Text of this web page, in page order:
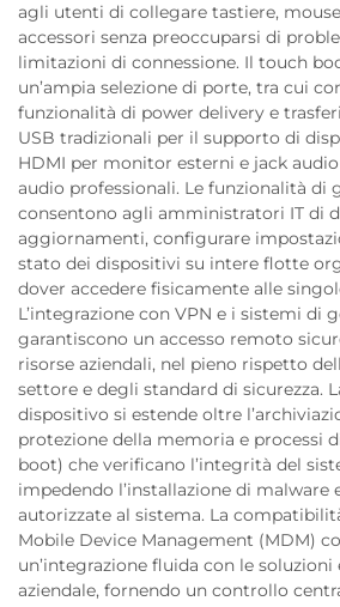
agli utenti di collegare tastiere,
accessori senza preoccuparsi di
limitazioni di connessione. Il touch
un’ampia selezione di porte, tra cui
funzionalità di power delivery e
USB tradizionali per il supporto di
HDMI per monitor esterni e jack
audio professionali. Le funzionalità di
consentono agli amministratori IT di
aggiornamenti, configurare
stato dei dispositivi su intere flotte
dover accedere fisicamente alle
L’integrazione con VPN e i sistemi di
garantiscono un accesso remoto
risorse aziendali, nel pieno rispetto
settore e degli standard di sicurezza.
dispositivo si estende oltre
protezione della memoria e processi
boot) che verificano l’integrità del
impedendo l’installazione di malware
autorizzate al sistema. La
Mobile Device Management (MDM)
un’integrazione fluida con le
aziendale, fornendo un controllo